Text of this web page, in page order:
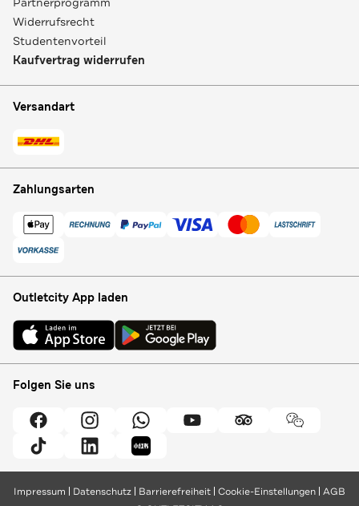
Widerrufsrecht
Studentenvorteil
Kaufvertrag widerrufen
Versandart
Zahlungsarten
Outletcity App laden
Folgen Sie uns
Impressum Datenschutz Barrierefreiheit Cookie-Einstellungen AGB